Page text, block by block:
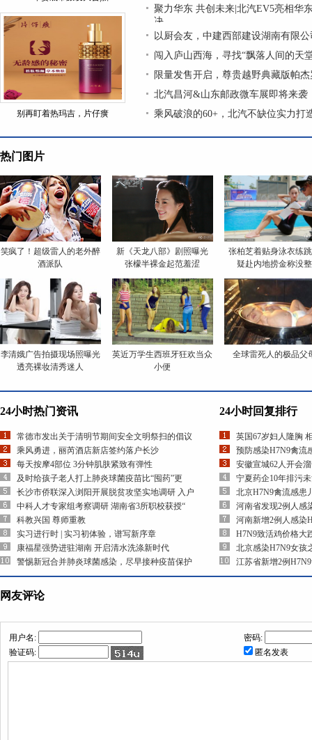
别再盯着热玛吉，片仔癀
聚力华东 共创未来|北汽EV5亮相华
决
以厨会友，中建西部建设湖南有限
闯入庐山西海，寻找“飘落人间的天
限量发售开启，尊贵越野典藏版帕
北汽昌河&山东邮政微车展即将来袭
乘风破浪的60+，北汽不缺位实力打
热门图片
笑疯了！超级雷人的老外醉
酒派队
新《天龙八部》剧照曝光
张檬半裸金起范羞涩
张柏芝着贴身泳衣练
疑赴内地捞金称没整
李清娥广告拍摄现场照曝光
透亮裸妆清秀迷人
英近万学生西班牙狂欢当众
小便
全球雷死人的极品父
24小时热门资讯
常德市发出关于清明节期间安全文明祭扫的倡议
乘风勇进，丽芮酒店新店签约落户长沙
每天按摩4部位 3分钟肌肤紧致有弹性
及时给孩子老人打上肺炎球菌疫苗比“囤药”更
长沙市侨联深入浏阳开展脱贫攻坚实地调研 入户
中科人才专家组考察调研 湖南省3所职校获授“
科教兴国 尊师重教
实习进行时 | 实习初体验，谱写新序章
康福星强势进驻湖南 开启清水洗涤新时代
警惕新冠合并肺炎球菌感染，尽早接种疫苗保护
24小时回复排行
英国67岁妇人隆胸
预防感染H7N9禽流
安徽宣城62人开会
宁夏药企10年排污
北京H7N9禽流感患
河南省发现2例人感
河南新增2例人感染
H7N9致活鸡价格大
北京感染H7N9女孩
江苏省新增2例
网友评论
用户名:
密码:
验证码:
匿名发表